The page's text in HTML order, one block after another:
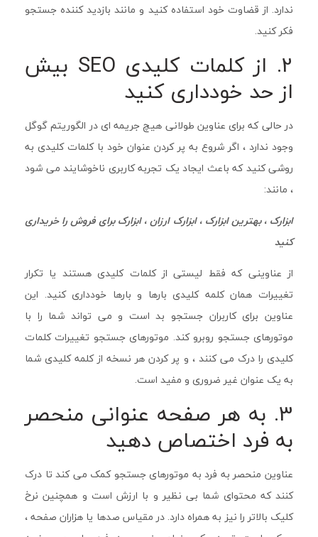
ندارد. از قضاوت خود استفاده کنید و مانند بازدید کننده جستجو
فکر کنید.
2. از کلمات کلیدی SEO بیش
از حد خودداری کنید
در حالی که برای عناوین طولانی هیچ جریمه ای در الگوریتم گوگل
وجود ندارد ، اگر شروع به پر کردن عنوان خود با کلمات کلیدی به
روشی کنید که باعث ایجاد یک تجربه کاربری ناخوشایند می شود
، مانند:
ابزارک ، بهترین ابزارک ، ابزارک ارزان ، ابزارک برای فروش را خریداری
کنید
از عناوینی که فقط لیستی از کلمات کلیدی هستند یا تکرار
تغییرات همان کلمه کلیدی بارها و بارها خودداری کنید. این
عناوین برای کاربران جستجو بد است و می تواند شما را با
موتورهای جستجو روبرو کند. موتورهای جستجو تغییرات کلمات
کلیدی را درک می کنند ، و پر کردن هر نسخه از کلمه کلیدی شما
به یک عنوان غیر ضروری و مفید است.
3. به هر صفحه عنوانی منحصر
به فرد اختصاص دهید
عناوین منحصر به فرد به موتورهای جستجو کمک می کند تا درک
کنند که محتوای شما بی نظیر و با ارزش است و همچنین نرخ
کلیک بالاتر را نیز به همراه دارد. در مقیاس صدها یا هزاران صفحه ،